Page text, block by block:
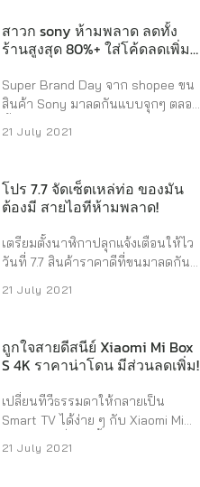
https://shp.ee/kwwyyz4 Logitech
C920 Pro HD Webcam ราคา 2,290
บาท (ผ่อนกับธนาคาร 0% 3 เดือนได้
ด้วยนะ) สินค้ารับประกันสองปี พร้อม
บริการทางเทคนิคฟรี ทางไปช้อป
เครื่องสีแดง :
https://shp.ee/v5n6mdx ทางไป
ช้อปเครื่องสีกันเมทัล :
https://shp.ee/udkqhf7 หูฟัง
หรือเสียงระเบิดจากระยะไกล เหล่า
เกมเมอร์ต้องจัดสักตัวแล้วละ ราย
ละเอียดสินค้าเพิ่มเติม – เสียงคมชัด เซ
อร์ราวด์เสมือนจริง เสียงเอฟเฟกต์จัด
เต็ม – มาพร้อมไมโครโฟนที่สามารถ
ตัดเสียงแวดล้อมและเสียงสะท้อน –
สินค้าจากร้าน ...
สาวก sony ห้ามพลาด ลดทั้ง
ร้านสูงสุด 80%+ ใส่โค้ดลดเพิ่ม
Super Brand Day จาก shopee ขน
สินค้า Sony มาลดกันแบบจุกๆ ตลอด
โค้ดลดเพิ่มได้ถึง 2 ต่อ แถมแจก
ก่อนเลย . เข้าไปกดส่วนลดกันนะ
https://shp.ee/dm8fdnn . ใครไม่
อยากพลาดส่วนลด Flashsale กด
แจ้งเตือนเอาไว้เลย รอบ 12:00 – หูฟัง
ไร้สาย Over ear ตัดเสียงรบกวน
https://shp.ee/4qimdqe – Sony
https://shp.ee/mtgnt9n . รอบ
18:00 – Sony SRS-XB43 ...
21 July 2021
โปร 7.7 จัดเซ็ตเหล่ท่อ ของมัน
ต้องมี สายไอทีห้ามพลาด!
เตรียมตั้งนาฬิกาปลุกแจ้งเตือนให้ไว
วันที่ 7.7 สินค้าราคาดีที่ขนมาลดกัน
ตะกร้ารอไว้เลย จะได้ไม่พลาดกับไอ
เซ็ตนี้แล้วเหล่ท่อ (หล่อเท่) ไปเลย 1.
ใหญ่เกินเรื่อง Xiaomi Mi TV P1 หน้า
จอ 43 นิ้ว Android TV คมชัดระดับ
4K UHD รองรับ
Netflix,Youtube,Google Assistant |
ประกันศูนย์ไทย 3 ปี ราคาพิเศษเริ่ม
12:00 น. ของวันที่ 7 ลดเหลือ 9,990
21 July 2021
ถูกใจสายดีสนีย์ Xiaomi Mi Box
S 4K ราคาน่าโดน มีส่วนลดเพิ่ม!
เปลี่ยนทีวีธรรมดาให้กลายเป็น
Smart TV ได้ง่าย ๆ กับ Xiaomi Mi
Disney+hotstarได้ด้วย แถมราคายัง
21 July 2021